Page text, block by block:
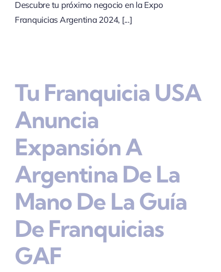
Descubre tu próximo negocio en la Expo
Franquicias Argentina 2024, [...]
Tu Franquicia USA
Anuncia
Expansión A
Argentina De La
Mano De La Guía
De Franquicias
GAF